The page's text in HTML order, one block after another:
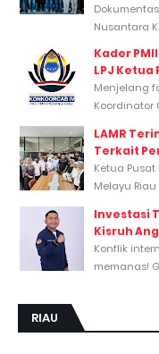
Nusantara
Kader
LPJ
Menjelang
Koordinator
LAMR
Terkait
Ketua
Melayu Riau
Investasi
Kisruh
Konflik
memanas!
RIAU